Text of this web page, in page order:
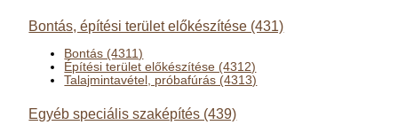
Bontás, építési terület előkészítése (431)
Bontás (4311)
Építési terület előkészítése (4312)
Talajmintavétel, próbafúrás (4313)
Egyéb speciális szaképítés (439)